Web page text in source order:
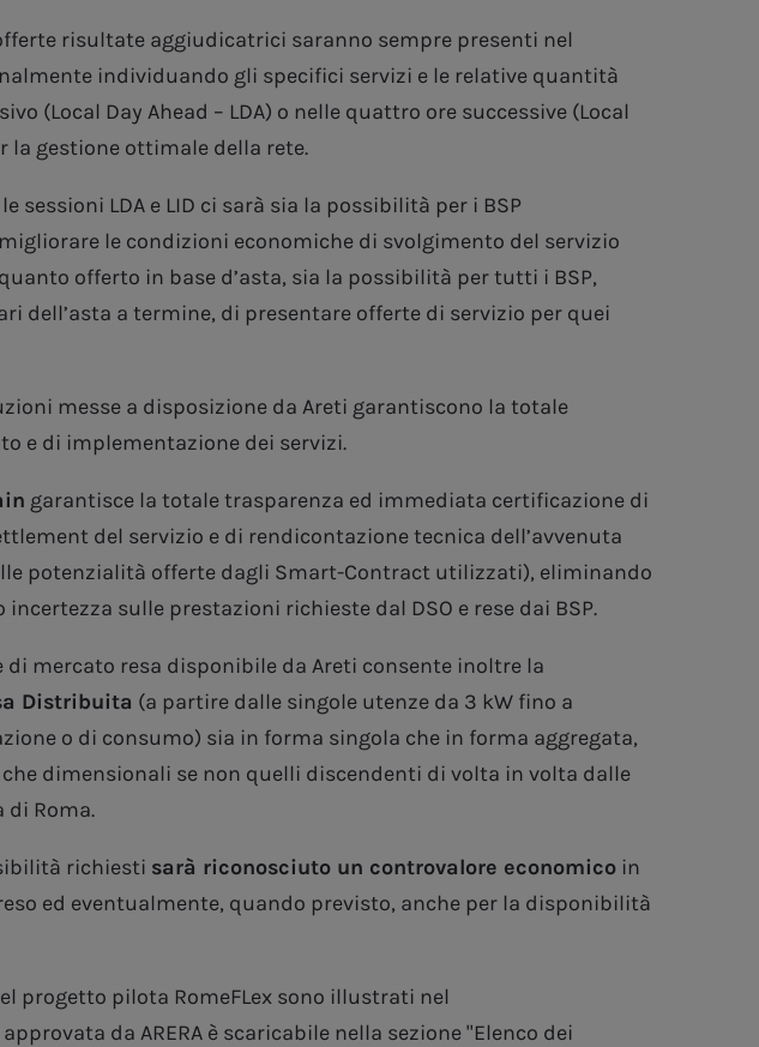
risultate aggiudicatrici saranno sempre presenti nel
individuando gli specifici servizi e le relative quantità
(Local Day Ahead – LDA) o nelle quattro ore successive (Local
la gestione ottimale della rete.
sessioni LDA e LID ci sarà sia la possibilità per i BSP
le condizioni economiche di svolgimento del servizio
offerto in base d’asta, sia la possibilità per tutti i BSP,
dell’asta a termine, di presentare offerte di servizio per quei
messe a disposizione da Areti garantiscono la totale
e di implementazione dei servizi.
garantisce la totale trasparenza ed immediata certificazione di
del servizio e di rendicontazione tecnica dell’avvenuta
potenzialità offerte dagli Smart-Contract utilizzati), eliminando
sulle prestazioni richieste dal DSO e rese dai BSP.
mercato resa disponibile da Areti consente inoltre la
Distribuita (a partire dalle singole utenze da 3 kW fino a
o di consumo) sia in forma singola che in forma aggregata,
dimensionali se non quelli discendenti di volta in volta dalle
Roma.
richiesti sarà riconosciuto un controvalore economicoin
ed eventualmente, quando previsto, anche per la disponibilità
progetto pilota RomeFLex sono illustrati nel
da ARERA è scaricabile nella sezione "Elenco dei